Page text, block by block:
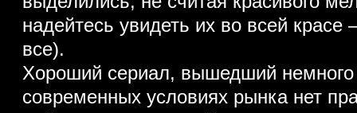
надейтесь увидеть их во всей
все).
Хороший сериал, вышедший
современных условиях рынка нет